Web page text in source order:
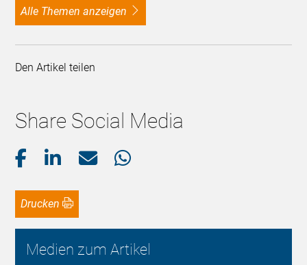
alle Themen anzeigen
Den Artikel teilen
Share Social Media
Drucken
Medien zum Artikel